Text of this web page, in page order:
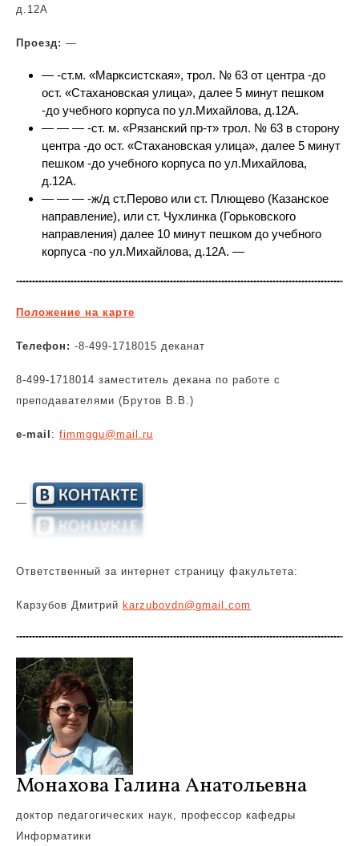
д.12А
Проезд: —
— -ст.м. «Марксистская», трол. № 63 от центра -до
ост. «Стахановская улица», далее 5 минут пешком
-до учебного корпуса по ул.Михайлова, д.12А.
— — — -ст. м. «Рязанский пр-т» трол. № 63 в сторону
центра -до ост. «Стахановская улица», далее 5 минут
пешком -до учебного корпуса по ул.Михайлова,
д.12А.
— — — -ж/д ст.Перово или ст. Плющево (Казанское
направление), или ст. Чухлинка (Горьковского
направления) далее 10 минут пешком до учебного
корпуса -по ул.Михайлова, д.12А. —
Положение на карте
Телефон: -8-499-1718015 деканат
8-499-1718014 заместитель декана по работе с
преподавателями (Брутов В.В.)
e-mail : fimmggu@mail.ru
—
Ответственный за интернет страницу факультета:
Карзубов Дмитрий karzubovdn@gmail.com
Монахова Галина Анатольевна
доктор педагогических наук, профессор кафедры
Информатики